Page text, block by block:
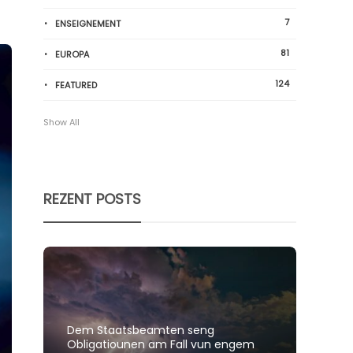
ENSEIGNEMENT 7
EUROPA 81
FEATURED 124
Show All
REZENT POSTS
Dem Staatsbeamten seng
Obligatiounen am Fall vun engem